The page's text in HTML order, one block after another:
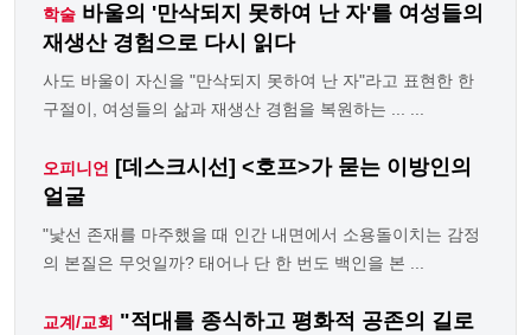
학술 바울의 '만삭되지 못하여 난 자'를 여성들의
재생산 경험으로 다시 읽다
사도 바울이 자신을 "만삭되지 못하여 난 자"라고 표현한 한
구절이, 여성들의 삶과 재생산 경험을 복원하는 ... ...
오피니언 [데스크시선] <호프>가 묻는 이방인의
얼굴
"낯선 존재를 마주했을 때 인간 내면에서 소용돌이치는 감정
의 본질은 무엇일까? 태어나 단 한 번도 백인을 본 ...
교계/교회 "적대를 종식하고 평화적 공존의 길로